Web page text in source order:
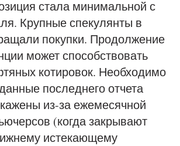
стала минимальной с
Крупные спекулянты в
покупки. Продолжение
может способствовать
котировок. Необходимо
последнего отчета
из-за ежемесячной
(когда закрывают
истекающему